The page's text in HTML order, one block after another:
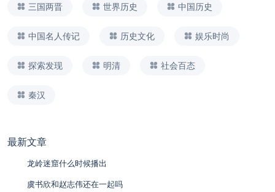
三国两晋 世界历史 中国历史
中国名人传记 历史文化 娱乐时尚
探索发现 明清 社会百态
秦汉
最新文章
龙岭迷窟什么时候播出
虞书欣和赵志伟还在一起吗